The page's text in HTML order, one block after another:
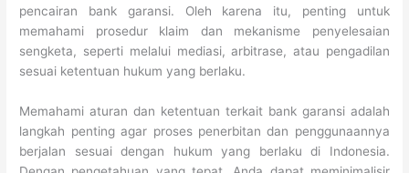
pencairan bank garansi. Oleh karena itu, penting untuk
memahami prosedur klaim dan mekanisme penyelesaian
sengketa, seperti melalui mediasi, arbitrase, atau pengadilan
sesuai ketentuan hukum yang berlaku.
Memahami aturan dan ketentuan terkait bank garansi adalah
langkah penting agar proses penerbitan dan penggunaannya
berjalan sesuai dengan hukum yang berlaku di Indonesia.